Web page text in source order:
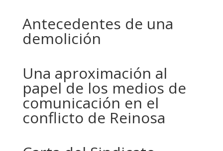
Antecedentes de una
demolición
Una aproximación al
papel de los medios de
comunicación en el
conflicto de Reinosa